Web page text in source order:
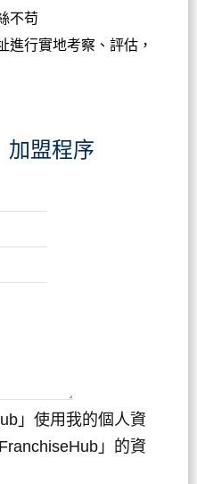
不苟
進行實地考察、評估，
加盟程序
」使用我的個人資
」的資